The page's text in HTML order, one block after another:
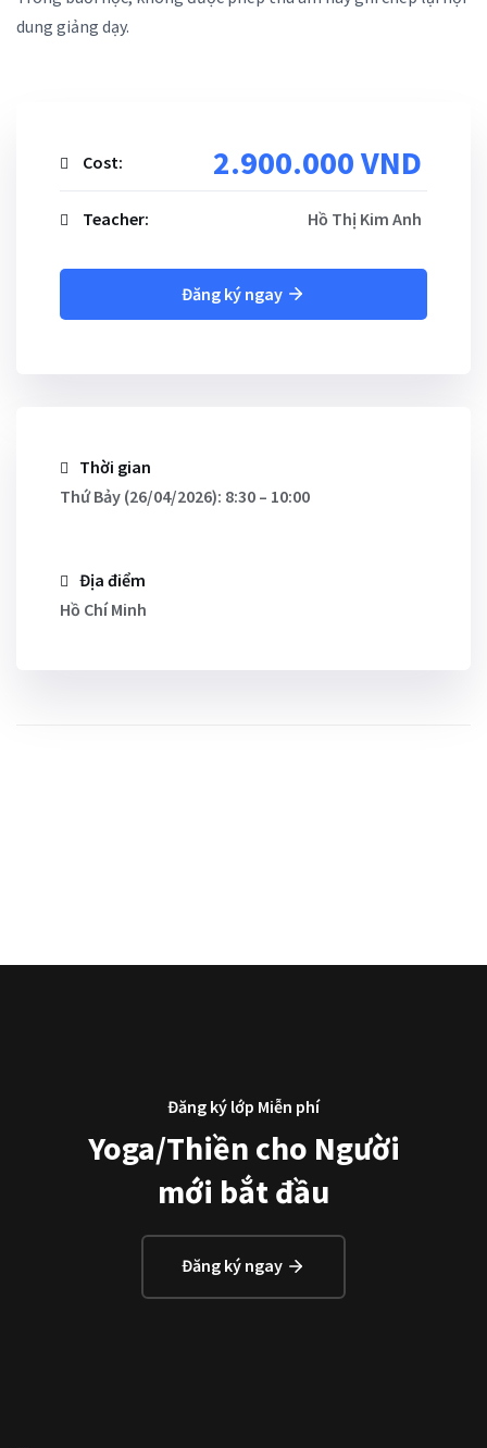
dung giảng dạy.
Cost: 2.900.000 VND
Teacher: Hồ Thị Kim Anh
Đăng ký ngay
Thời gian
Thứ Bảy (26/04/2026): 8:30 – 10:00
Địa điểm
Hồ Chí Minh
Đăng ký lớp Miễn phí
Yoga/Thiền cho Người
mới bắt đầu
Đăng ký ngay